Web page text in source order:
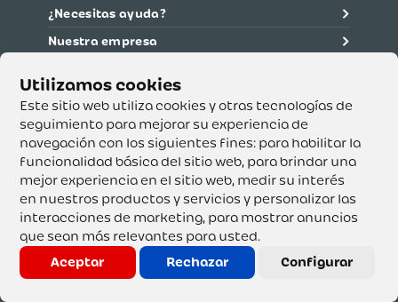
Este sitio web utiliza cookies y otras tecnologías de
seguimiento para mejorar su experiencia de
navegación con los siguientes fines: para habilitar la
funcionalidad básica del sitio web, para brindar una
mejor experiencia en el sitio web, medir su interés
en nuestros productos y servicios y personalizar las
interacciones de marketing, para mostrar anuncios
que sean más relevantes para usted.
Aceptar
Rechazar Configurar
¿Necesitas ayuda?
Nuestra empresa
Supertiendas y Drogería Olímpica S.A. - Nit 890.107.487 -
Dirección de notificación: Calle 53 No. 46-192 local 3-01
Teléfono: 3232540999 - Correo:
servicioalcliente@olimpica.com.co
Copyright o Actualización 2023 OLÍMPICA S.A. Derechos
Reservados.